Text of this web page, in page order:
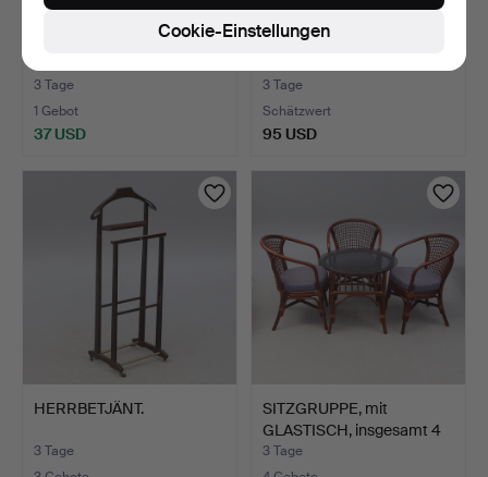
3 Tage
1 Gebot
37 USD
TISCH, Eiche, spätes 19.
3 Tage
Schätzwert
95 USD
HERRBETJÄNT.
3 Tage
SITZGRUPPE, mit
GLASTISCH, insgesamt 4
Tei…
3 Tage
Cookie-Einstellungen